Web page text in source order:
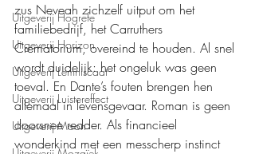
Uitgeverij Hogrefe
Uitgeverij Horizon
Uitgeverij Lemniscaat
Uitgeverij Luistereffect
Uitgeverij Moon
zus Neveah zichzelf uitput om het
familiebedrijf, het Carruthers
Crematorium, overeind te houden. Al snel
wordt duidelijk: het ongeluk was geen
toeval. En Dante’s fouten brengen hen
allemaal in levensgevaar. Roman is geen
doorsnee redder. Als financieel
wonderkind met een messcherp instinct